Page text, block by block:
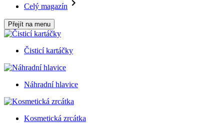
Celý magazín
Přejít na menu
Čisticí kartáčky
Náhradní hlavice
Kosmetická zrcátka